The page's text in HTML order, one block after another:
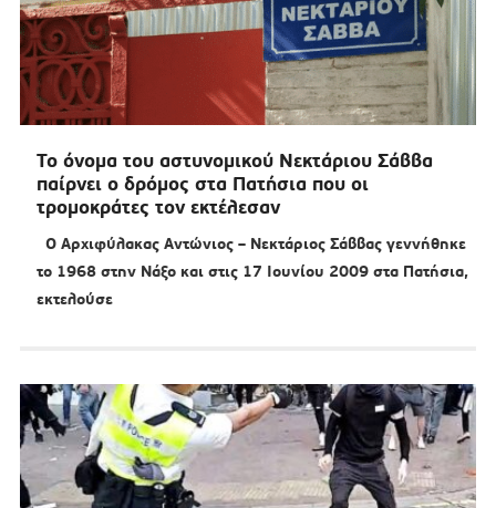
Το όνομα του αστυνομικού Νεκτάριου Σάββα
παίρνει ο δρόμος στα Πατήσια που οι
τρομοκράτες τον εκτέλεσαν
Ο Αρχιφύλακας Αντώνιος – Νεκτάριος Σάββας γεννήθηκε
το 1968 στην Νάξο και στις 17 Ιουνίου 2009 στα Πατήσια,
εκτελούσε